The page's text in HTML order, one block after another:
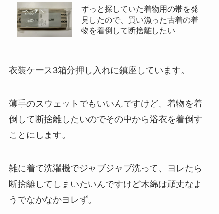
ずっと探していた着物用の帯を発
見したので、買い漁った古着の着
物を着倒して断捨離したい
衣装ケース3箱分押し入れに鎮座しています。
薄手のスウェットでもいいんですけど、着物を着
倒して断捨離したいのでその中から浴衣を着倒す
ことにします。
雑に着て洗濯機でジャブジャブ洗って、ヨレたら
断捨離してしまいたいんですけど木綿は頑丈なよ
うでなかなかヨレず。